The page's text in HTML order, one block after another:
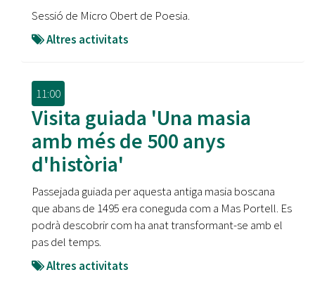
Sessió de Micro Obert de Poesia.
Altres activitats
11:00
Visita guiada 'Una masia
amb més de 500 anys
d'història'
Passejada guiada per aquesta antiga masia boscana
que abans de 1495 era coneguda com a Mas Portell. Es
podrà descobrir com ha anat transformant-se amb el
pas del temps.
Altres activitats